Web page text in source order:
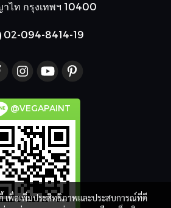
าไท กรุงเทพฯ 10400
02-094-8414-19
@VEGAPAINT
เพื่อเพิ่มประสิทธิภาพและประสบการณ์ที่ดี